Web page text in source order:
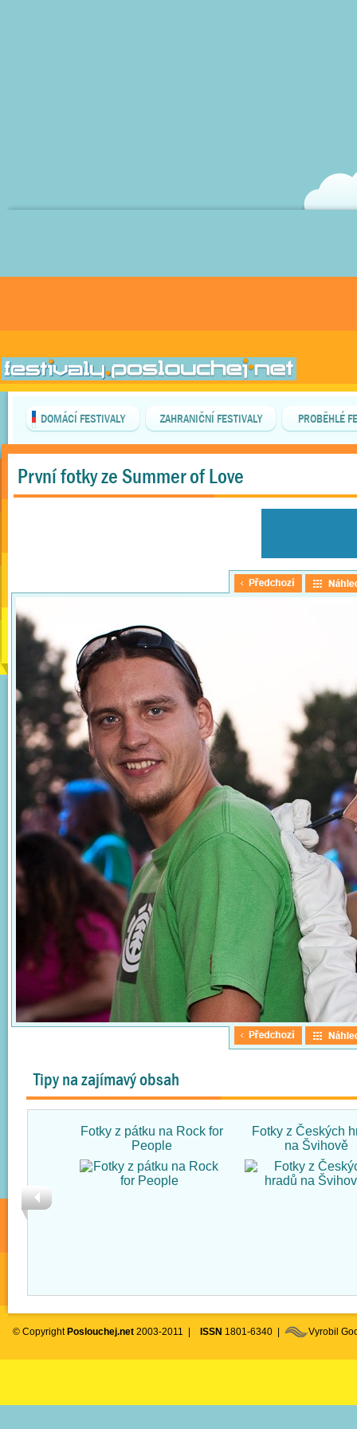
DOMÁCÍ FESTIVALY ZAHRANIČNÍ FESTIVALY PROBĚHLÉ
První fotky ze Summer of Love
Tipy na zajímavý obsah
Fotky z pátku na Rock for
People
Fotky z Českých
na Švihově
© Copyright Poslouchej.net 2003-2011 | ISSN 1801-6340 | Vyrobil